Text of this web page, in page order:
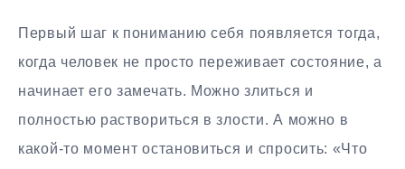
Первый шаг к пониманию себя появляется тогда,
когда человек не просто переживает состояние, а
начинает его замечать. Можно злиться и
полностью раствориться в злости. А можно в
какой-то момент остановиться и спросить: «Что